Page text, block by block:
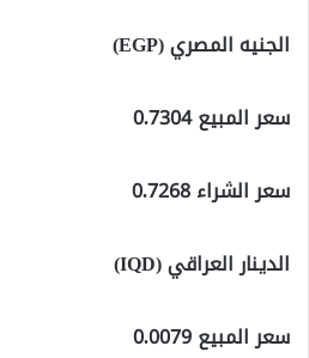
الجنيه المصري (EGP)
سعر المبيع 0.7304
سعر الشراء 0.7268
الدينار العراقي (IQD)
سعر المبيع 0.0079